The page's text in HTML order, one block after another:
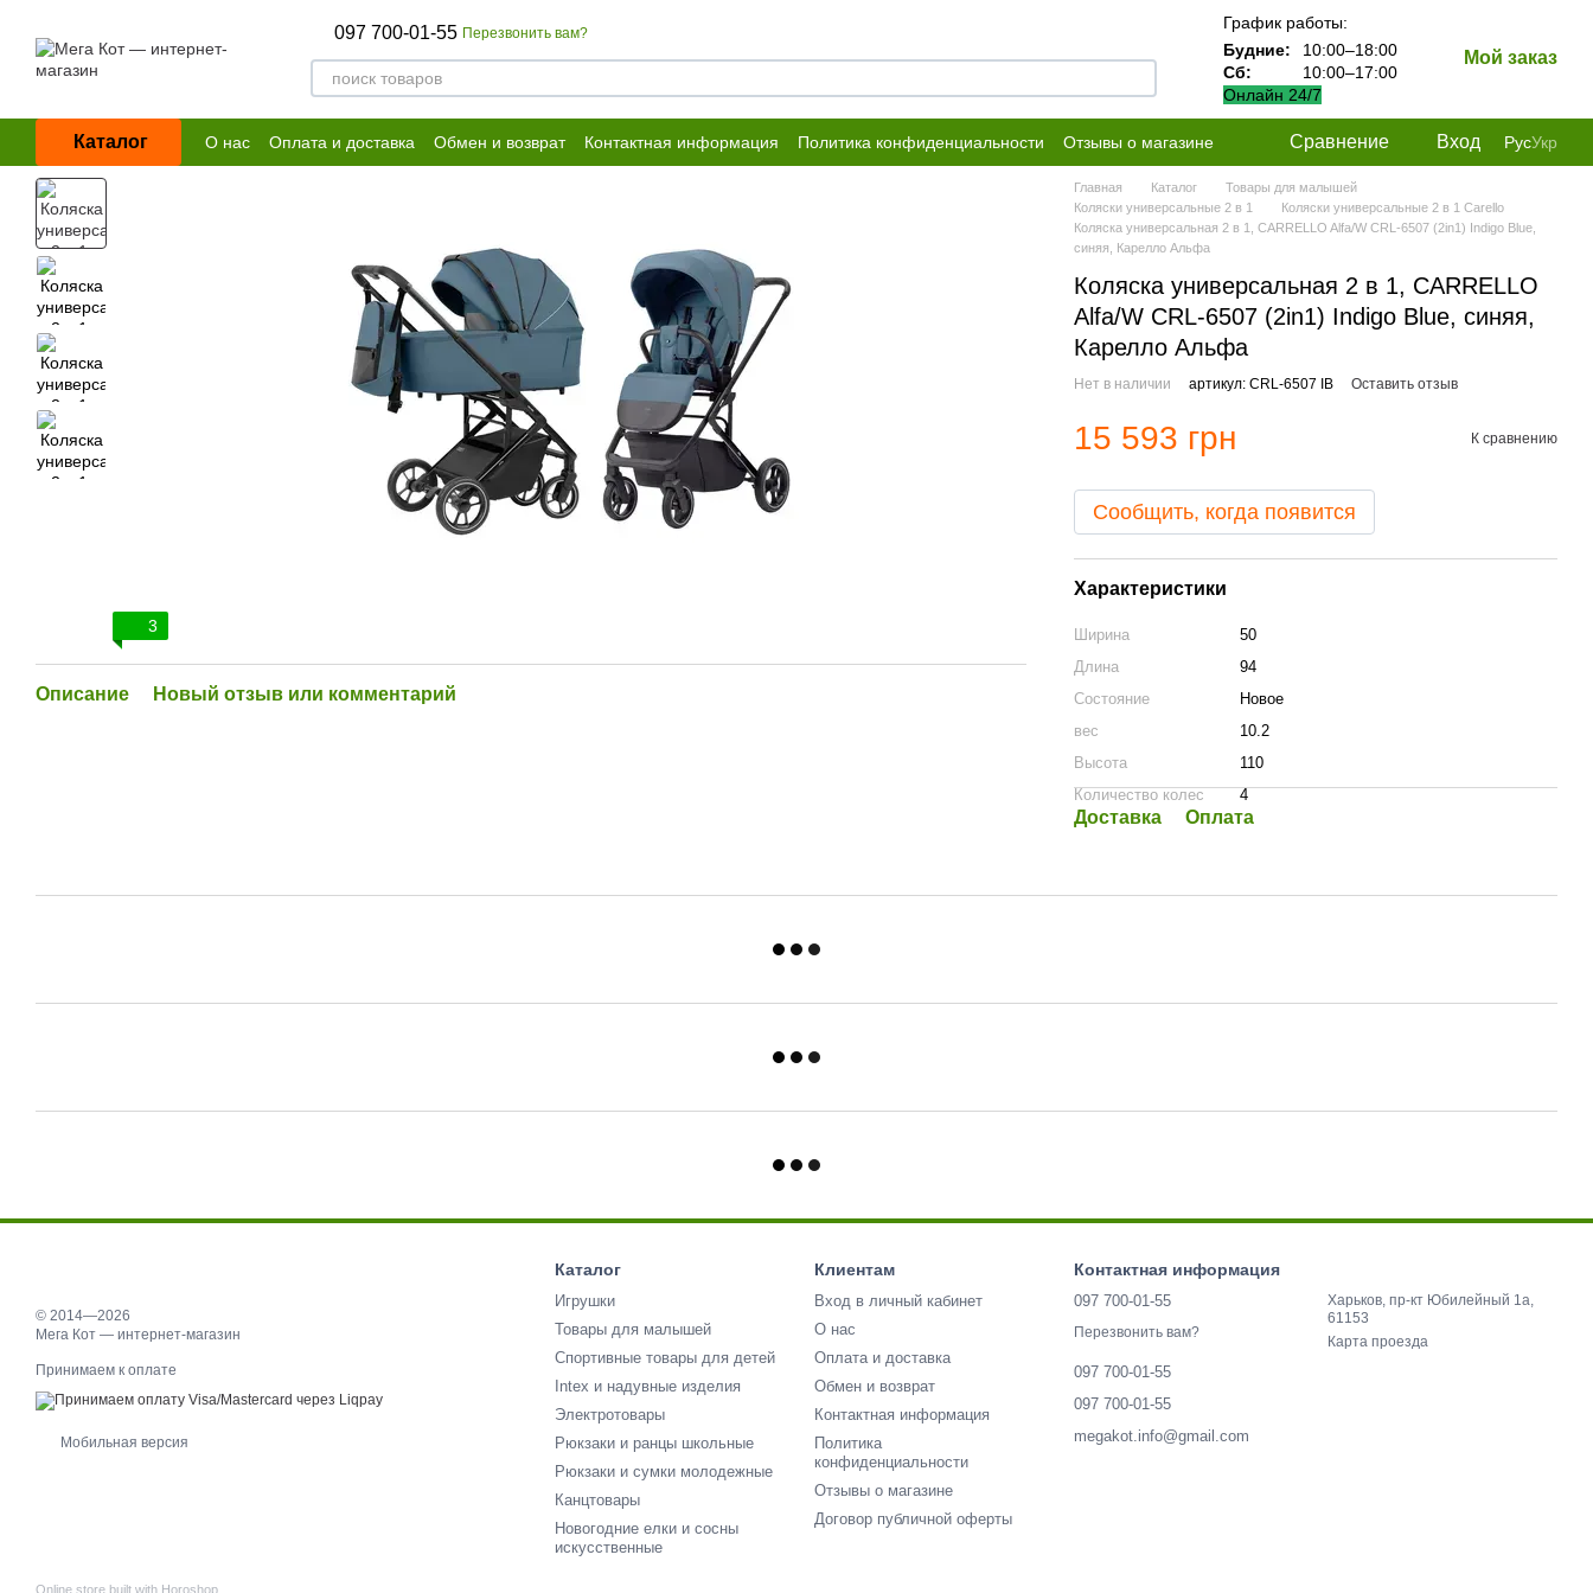
097 700-01-55 Перезвонить вам?
График работы:
Будние:
10:00–18:00
Сб:
10:00–17:00
Онлайн 24/7
Мой заказ
Каталог О нас Оплата и доставка Обмен и возврат Контактная информация Политика конфиденциальности
Отзывы о магазине
Договор публичной оферты
Сравнение Вход РусУкр
3
Описание Новый отзыв или комментарий
Главная Каталог
Товары для малышей
Коляски универсальные 2 в 1
Коляски универсальные 2 в 1 Carello
Коляска универсальная 2 в 1, CARRELLO Alfa/W CRL-6507 (2in1) Indigo Blue,
синяя, Карелло Альфа
Коляска универсальная 2 в 1, CARRELLO
Alfa/W CRL-6507 (2in1) Indigo Blue, синяя,
Карелло Альфа
Нет в наличии артикул: CRL-6507 IB Оставить отзыв
15 593 грн К сравнению
Сообщить, когда появится
Характеристики
Ширина
50
Длина
94
Состояние
Новое
вес
10.2
Высота
110
Количество колес
4
Доставка Оплата
© 2014—2026
Мега Кот — интернет-магазин
Принимаем к оплате
Мобильная версия
Online store built with Horoshop
Каталог
Игрушки
Товары для малышей
Спортивные товары для детей
Intex и надувные изделия
Электротовары
Рюкзаки и ранцы школьные
Рюкзаки и сумки молодежные
Канцтовары
Новогодние елки и сосны
искусственные
Клиентам
Вход в личный кабинет
О нас
Оплата и доставка
Обмен и возврат
Контактная информация
Политика
конфиденциальности
Отзывы о магазине
Договор публичной оферты
Контактная информация
097 700-01-55
Перезвонить вам?
097 700-01-55
097 700-01-55
megakot.info@gmail.com
Харьков, пр-кт Юбилейный 1а,
61153
Карта проезда